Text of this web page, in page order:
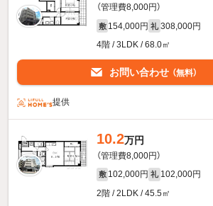
（管理費8,000円）
敷 154,000円 礼 308,000円
4階 / 3LDK / 68.0㎡
お問い合わせ （無料）
提供
10.2万円
（管理費8,000円）
敷 102,000円 礼 102,000円
2階 / 2LDK / 45.5㎡